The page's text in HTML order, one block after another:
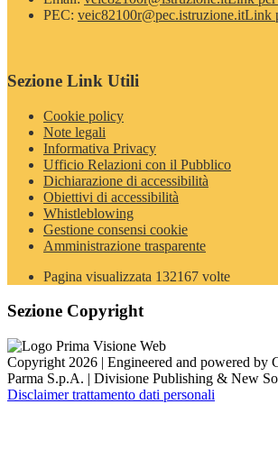
PEC: veic82100r@pec.istruzione.itLink
Sezione Link Utili
Cookie policy
Note legali
Informativa Privacy
Ufficio Relazioni con il Pubblico
Dichiarazione di accessibilità
Obiettivi di accessibilità
Whistleblowing
Gestione consensi cookie
Amministrazione trasparente
Pagina visualizzata 132167 volte
Sezione Copyright
Copyright 2026 | Engineered and powered by
Parma S.p.A. | Divisione Publishing & New
Disclaimer trattamento dati personali